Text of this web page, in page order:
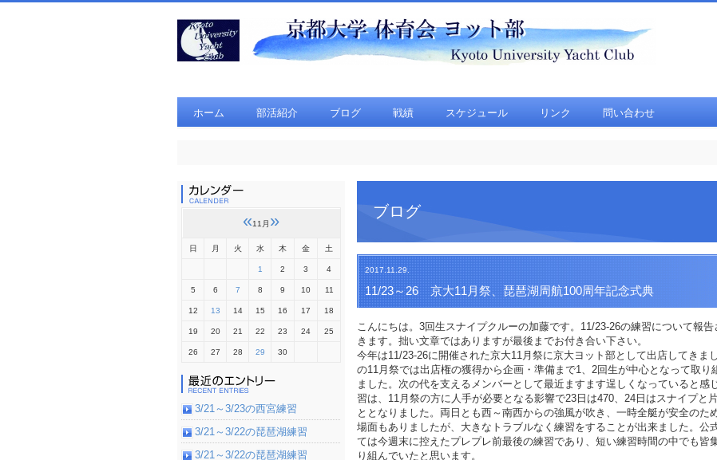
ホーム 部活紹介 ブログ 戦績 スケジュール リンク 問い合わせ
ブログ
2017.11.29.
11/23～26 京大11月祭、琵琶湖周航100周年記念式典
こんにちは。3回生スナイプクルーの加藤です。11/23-26の練習について報告
きます。拙い文章ではありますが最後までお付き合い下さい。
今年は11/23-26に開催された京大11月祭に京大ヨット部として出店してきま
の11月祭では出店権の獲得から企画・準備まで1、2回生が中心となって取り
ました。次の代を支えるメンバーとして最近ますます逞しくなっていると感
習は、11月祭の方に人手が必要となる影響で23日は470、24日はスナイプと
ととなりました。両日とも西～南西からの強風が吹き、一時全艇が安全のた
場面もありましたが、大きなトラブルなく練習をすることが出来ました。公
ては今週末に控えたプレプレ前最後の練習であり、短い練習時間の中でも皆
り組んでいたと思います。
«11月 »
日 月 火 水 木 金 土
1 2 3 4
5 6 7 8 9 10 11
12 13 14 15 16 17 18
19 20 21 22 23 24 25
26 27 28 29 30
3/21～3/23の西宮練習
3/21～3/22の琵琶湖練習
3/21～3/22の琵琶湖練習